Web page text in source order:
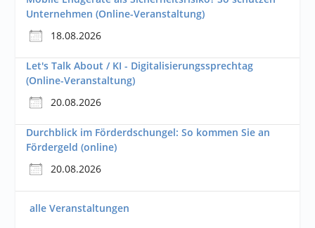
Unternehmen (Online-Veranstaltung)
18.08.2026
Let's Talk About / KI - Digitalisierungssprechtag
(Online-Veranstaltung)
20.08.2026
Durchblick im Förderdschungel: So kommen Sie an
Fördergeld (online)
20.08.2026
alle Veranstaltungen